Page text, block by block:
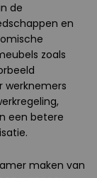
de
en
zoals
werknemers
een betere
maken van